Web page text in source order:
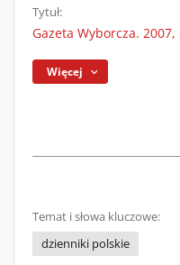
Tytuł:
Gazeta Wyborcza.
Więcej
Temat i słowa kluczowe:
dzienniki polskie